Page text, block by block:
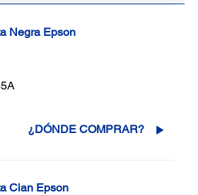
Negra Epson
¿DÓNDE COMPRAR?
Cian Epson